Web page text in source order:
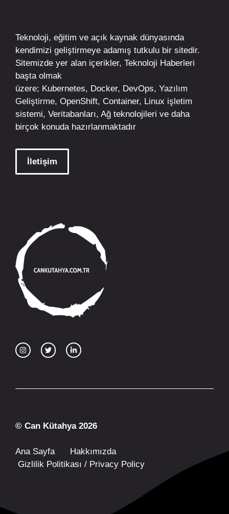
Teknoloji, eğitim ve açık kaynak dünyasında
kendimizi geliştirmeye adamış tutkulu bir sitedir.
Sitemizde yer alan içerikler, Teknoloji Haberleri
başta olmak
üzere; Kubernetes, Docker, DevOps, Yazılım
Geliştirme, OpenShift, Container, Linux işletim
sistemi, Veritabanları, Ağ teknolojileri ve daha
birçok konuda hazırlanmaktadır
İletişim
© Can Kütahya 2026
Ana Sayfa
Hakkımızda
Gizlilik Politikası / Privacy Policy